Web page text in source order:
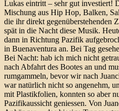
Lukas eintritt – sehr gut investiert!
Mischung aus Hip Hop, Balken,
die ihr direkt gegenüberstehenden
spät in die Nacht diese Musik.
dann in Richtung Pazifik
in Buenaventura an. Bei Tag
Bei Nacht: hab ich mich nicht
nach Abfahrt des Bootes an und
rumgammeln, bevor wir nach
war natürlich nicht so angenehm,
mit Plastikfolien, konnten so aber
Pazifikaussicht geniessen. Von